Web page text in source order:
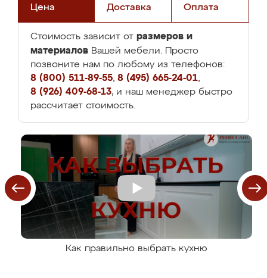
Цена Доставка Оплата
Стоимость зависит от размеров и
материалов Вашей мебели. Просто
позвоните нам по любому из телефонов:
8 (800) 511-89-55, 8 (495) 665-24-01,
8 (926) 409-68-13, и наш менеджер быстро
рассчитает стоимость.
Как правильно выбрать кухню